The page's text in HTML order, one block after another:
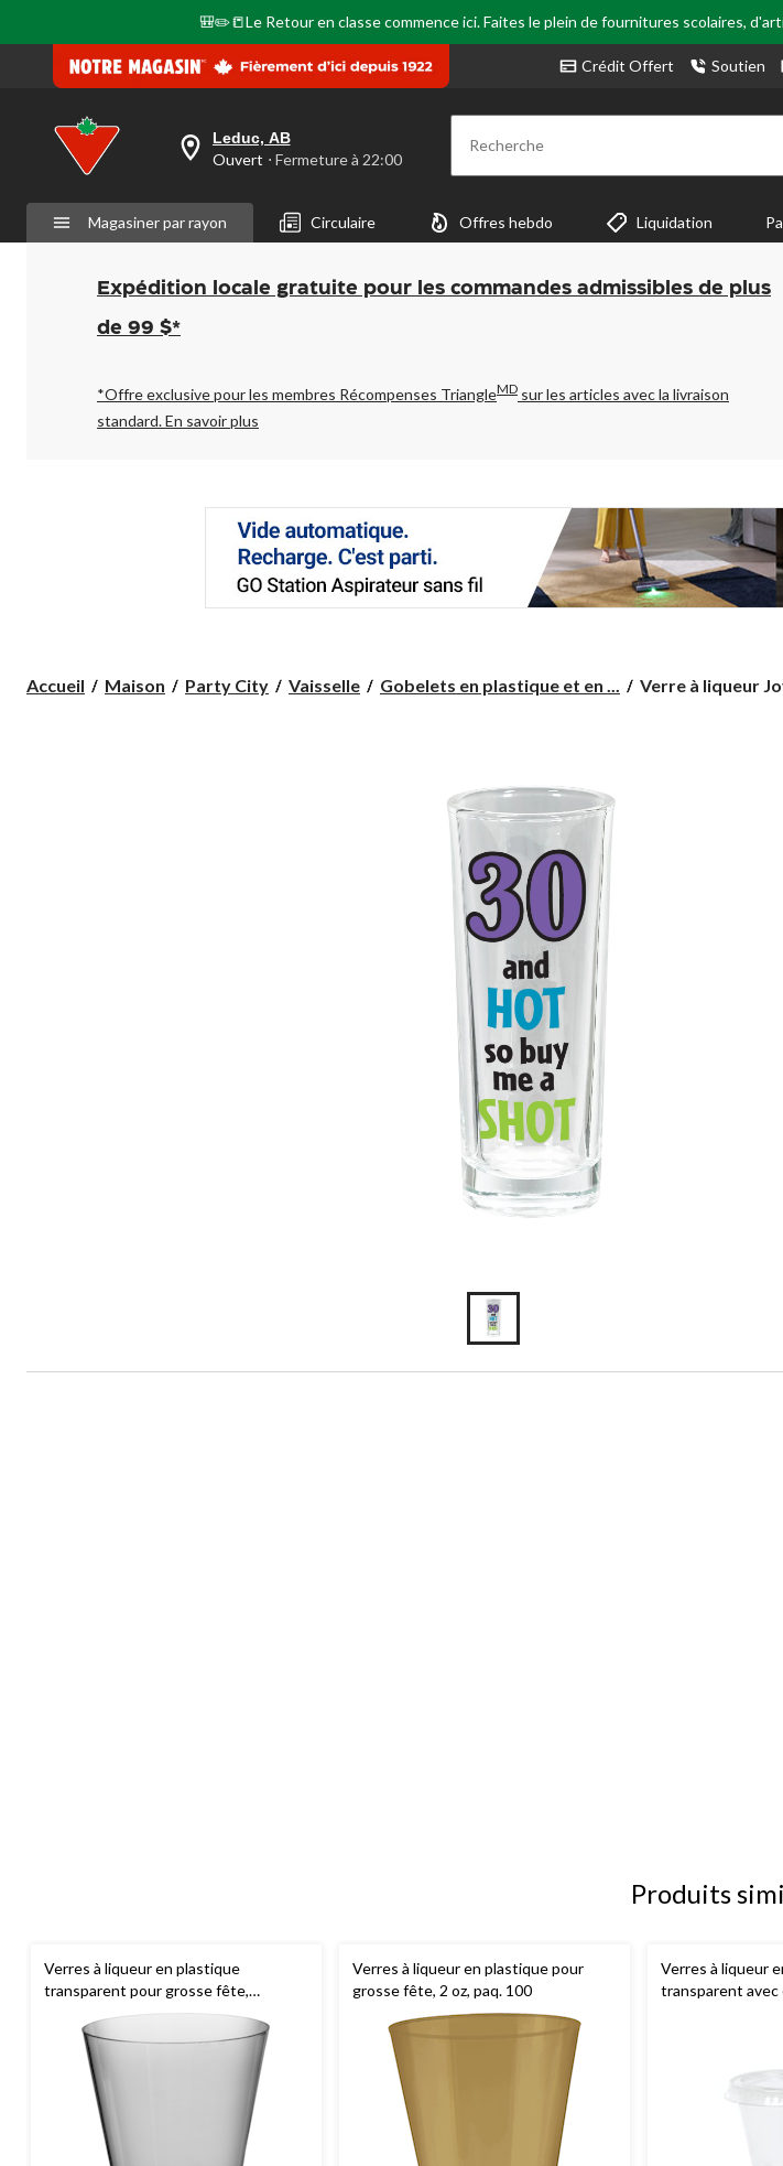
🎒✏️📒Le Retour en classe commence ici. Faites le plein de fournitures scolaires,
Crédit Offert Soutien
votre
est
Leduc,
AB,
Ouvert,
Fermeture
à
pour
changer
Leduc, AB
Ouvert ⋅ Fermeture à 22:00 Recherche
Magasiner par rayon Circulaire Offres hebdo Liquidation
Expédition locale gratuite pour les commandes admissibles de plus
de 99 $*
*Offre exclusive pour les membres Récompenses TriangleMD sur les articles avec la livraison
standard.En savoir plus
Accueil Maison Party City Vaisselle Gobelets en plastique et en ...
Verre
Verre à liqueur
Produits
Verres à liqueur en plastique
transparent pour grosse fête,
Verres à liqueur en plastique pour
grosse fête, 2 oz, paq. 100
Verres à liqueur
transparent avec